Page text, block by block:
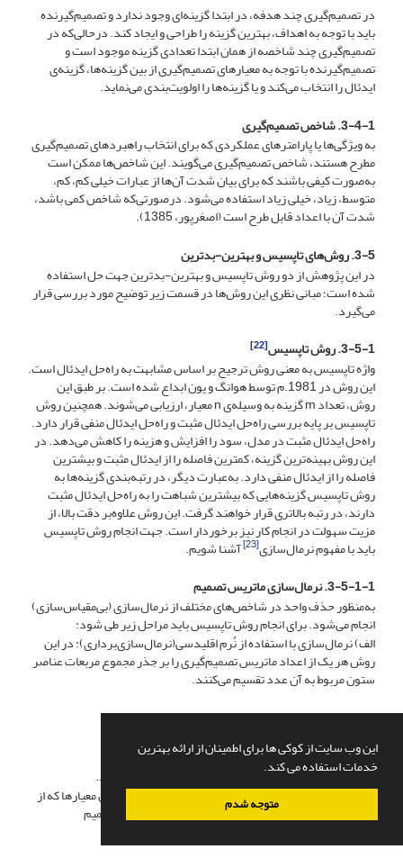
این وب سایت از کوکی ها برای اطمینان از ارائه بهترین
خدمات استفاده می کند.
متوجه شدم
در تصمیم‌گیری چند هدفه، در ابتدا گزینه‌ای وجود ندارد و تصمیم‌گیرنده
باید با توجه به اهداف، بهترین گزینه را طراحی و ایجاد کند.درحالی‌که در
تصمیم‌گیری چند شاخصه از همان ابتدا تعدادی گزینه موجود است و
تصمیم‌گیرنده با توجه به معیارهای تصمیم‌گیری از بین گزینه‌ها، گزینه‌ی
ایدئال را انتخاب می‌کند و یا گزینه‌ها را اولویت‌بندی می‌نماید.
3-4-1. شاخص تصمیم‌گیری
به ویژگی‌ها یا پارامترهای عملکردی که برای انتخاب راهبردهای تصمیم‌گیری
مطرح هستند، شاخص تصمیم‌گیری می‌گویند. این شاخص‌ها ممکن است
به‌صورت کیفی باشند که برای بیان شدت آن‌ها از عبارات خیلی کم، کم،
متوسط، زیاد، خیلی زیاد استفاده می‌شود. درصورتی‌که شاخص کمی باشد،
شدت آن با اعداد قابل طرح است(اصغرپور، 1385).
3-5. روش‌های تاپسیس و بهترین-بدترین
در این پژوهش از دو روش تاپسیس و بهترین-بدترین جهت حل استفاده
شده است؛ مبانی نظری این روش‌ها در قسمت زیر توضیح مورد بررسی قرار
می‌گیرد.
3-5-1. روش تاپسیس
[22]
واژه تاپسیس به معنی روش‌ ترجیح بر اساس مشابهت به راه‌حل ایدئال است.
این روش در 1981.م توسط هوانگ و یون ابداع شده است. بر طبق این
روش، تعداد m گزینه به وسیله‌ی n معیار، ارزیابی می‌شوند. همچنین روش
تاپسیس بر پایه بررسی راه‌حل ایدئال مثبت و راه‌حل ایدئال منفی قرار دارد.
راه‌حل ایدئال مثبت در مدل، سود را افزایش و هزینه را کاهش می‌دهد. در
این روش بهینه‌ترین گزینه، کمترین فاصله را از ایدئال مثبت و بیشترین
فاصله را از ایدئال منفی دارد. به‌عبارت دیگر، در رتبه‌بندی گزینه‌ها به
روش تاپسیس گزینه‌هایی که بیشترین شباهت را به راه‌حل ایدئال مثبت
دارند، در رتبه بالاتری قرار خواهند گرفت. این روش علاوه‌بر دقت بالا، از
مزیت سهولت در انجام کار نیز برخوردار است. جهت انجام روش تاپسیس
باید با مفهوم نرمال‌سازی[23]
آشنا شویم.
3-5-1-1. نرمال‌سازی ماتریس تصمیم
به‌منظور حذف واحد در شاخص‌های مختلف از نرمال‌سازی (بی‌مقیاس‌سازی)
انجام می‌شود. برای انجام روش تاپسیس باید مراحل زیر طی شود:
الف) نرمال‌سازی با استفاده از نُرم اقلیدسی(نرمال‌سازی‌برداری):در این
روش هر یک از اعداد ماتریس تصمیم‌گیری را بر جذر مجموع مربعات عناصر
ستون مربوط به آن عدد تقسیم می‌کنند.
رابطه‌ی 1
i = 1,2, ..., m
j= 1,2, ... , n
در این روش تمامی مقادیر نرمال شده بین صفر و یک هستند.
ب) به‌دست آوردن ماتریس نرمال وزنی: با داشتن بردار وزن معیارها که از
تصمیم‌گیرندگان به‌دست می‌آید، و ضرب آن در ماتریس تصمیم